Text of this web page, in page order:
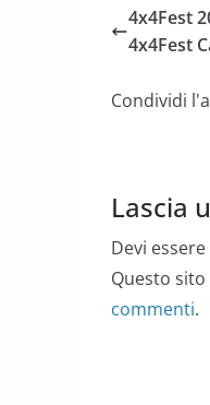
4x4Fest
4x4Fest
Condividi
Lascia
Devi essere
Questo
commenti.